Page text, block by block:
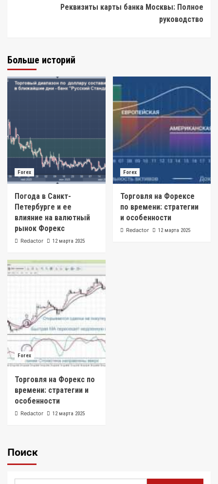
Реквизиты карты банка Москвы: Полное
руководство
Больше историй
Forex
Погода в Санкт-
Петербурге и ее
влияние на валютный
рынок Форекс
Redactor 12 марта 2025
Forex
Торговля на Форексе
по времени: стратегии
и особенности
Redactor 12 марта 2025
Forex
Торговля на Форекс по
времени: стратегии и
особенности
Redactor 12 марта 2025
Поиск